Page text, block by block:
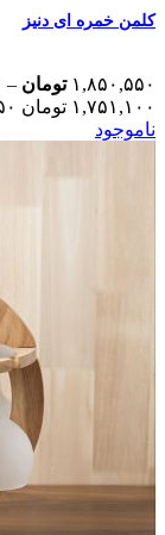
کلمن خمره ای دنیز
۱,۸۵۰,۵۵۰ تومان –
۱,۷۵۱,۱۰۰ تومان through ۱,۸۵۰,۵۵۰ تومان
ناموجود